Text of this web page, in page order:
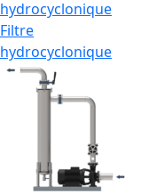
Filtre
hydrocyclonique